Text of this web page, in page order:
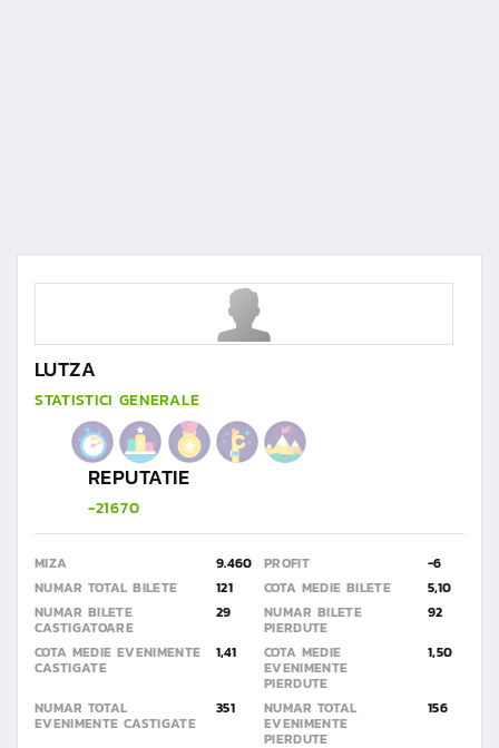
LUTZA
STATISTICI GENERALE
REPUTATIE
-21670
MIZA 9.460 PROFIT
-6
NUMAR TOTAL BILETE
121 COTA MEDIE BILETE
5,10
NUMAR BILETE
CASTIGATOARE
29 NUMAR BILETE
PIERDUTE
92
COTA MEDIE EVENIMENTE
CASTIGATE
1,41 COTA MEDIE
EVENIMENTE
PIERDUTE
1,50
NUMAR TOTAL
EVENIMENTE CASTIGATE
351 NUMAR TOTAL
EVENIMENTE
PIERDUTE
156